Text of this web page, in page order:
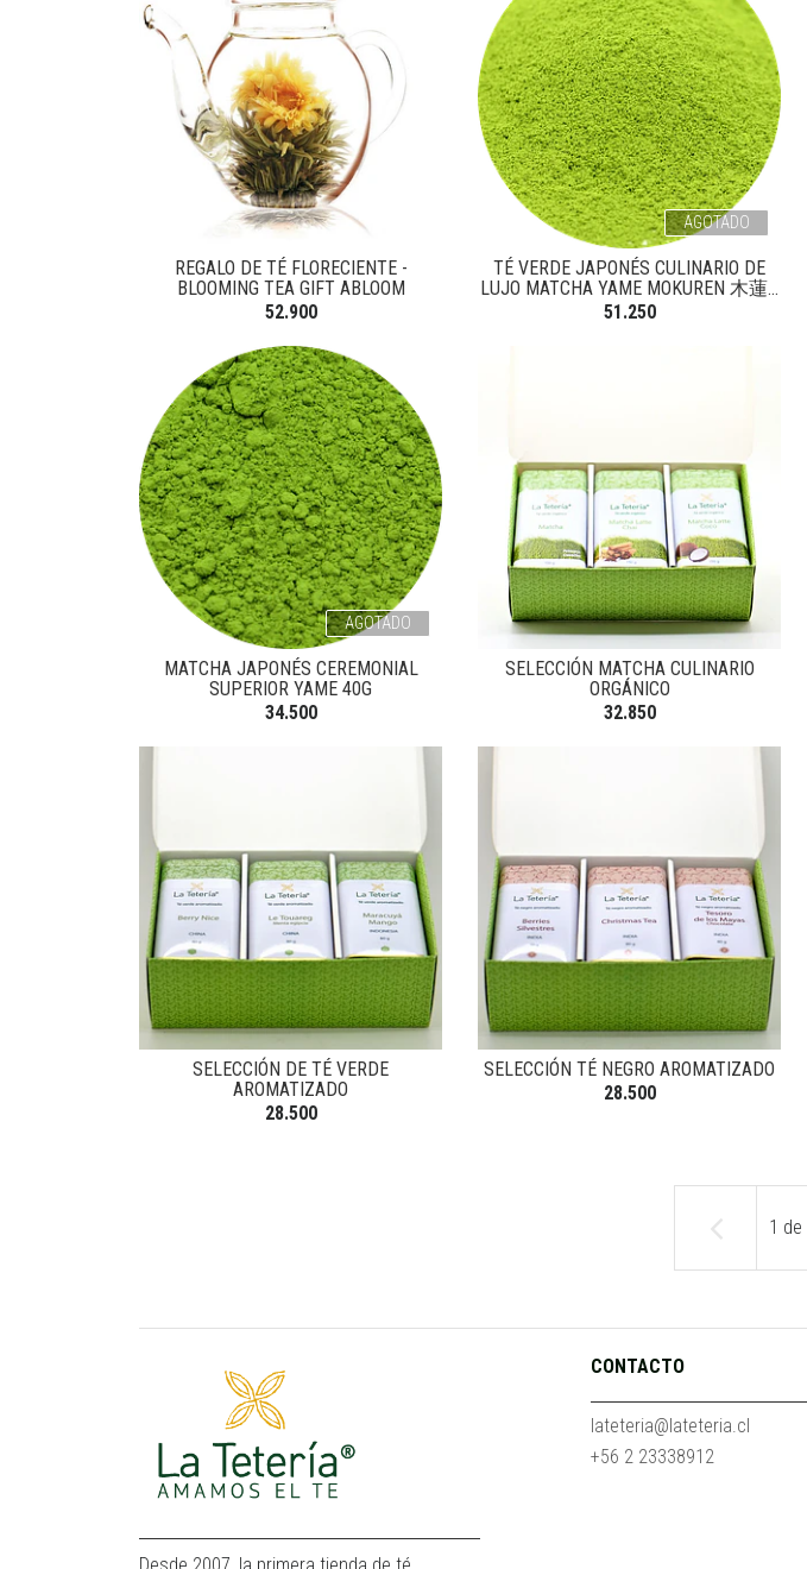
REGALO DE TÉ FLORECIENTE -
BLOOMING TEA GIFT ABLOOM
52.900
AGOTADO
TÉ VERDE JAPONÉS CULINARIO DE
LUJO MATCHA YAME MOKUREN 木蓮...
51.250
AGOTADO
MATCHA JAPONÉS CEREMONIAL
SUPERIOR YAME 40G
34.500
SELECCIÓN MATCHA CULINARIO
ORGÁNICO
32.850
SELECCIÓN DE TÉ VERDE
AROMATIZADO
28.500
SELECCIÓN TÉ NEGRO AROMATIZADO
28.500
1 de
CONTACTO
lateteria@lateteria.cl
+56 2 23338912